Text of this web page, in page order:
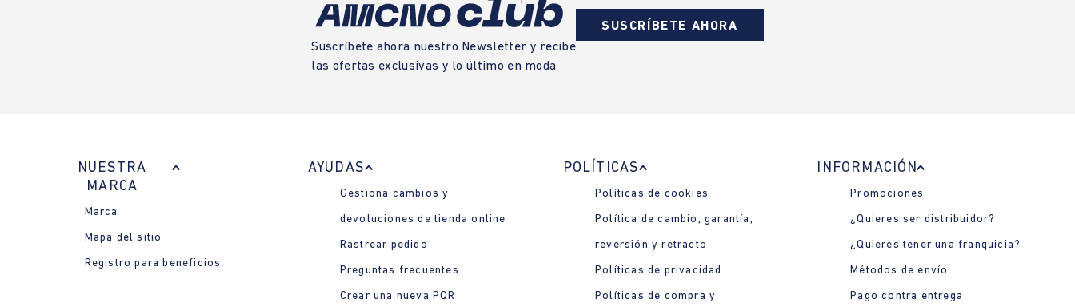
Suscríbete ahora nuestro Newsletter y recibe
las ofertas exclusivas y lo último en moda
SUSCRÍBETE AHORA
NUESTRA
MARCA
Marca
Mapa del sitio
Registro para beneficios
AYUDAS
Gestiona cambios y
devoluciones de tienda online
Rastrear pedido
Preguntas frecuentes
Crear una nueva PQR
POLÍTICAS
Políticas de cookies
Política de cambio, garantía,
reversión y retracto
Políticas de privacidad
Políticas de compra y
INFORMACIÓN
Promociones
¿Quieres ser distribuidor?
¿Quieres tener una franquicia?
Métodos de envío
Pago contra entrega